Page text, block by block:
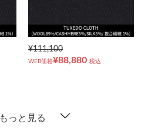
¥111,100
WEB価格¥88,880 税込
もっと見る